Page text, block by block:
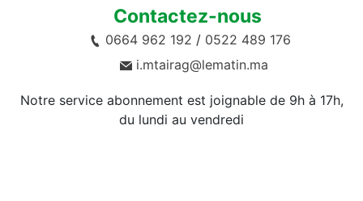
Contactez-nous
0664 962 192 / 0522 489 176
i.mtairag@lematin.ma
Notre service abonnement est joignable de 9h à 17h,
du lundi au vendredi